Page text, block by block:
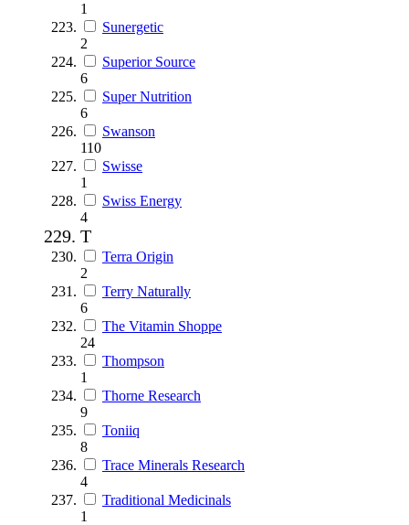
1
Sunergetic
2
Superior Source
6
Super Nutrition
6
Swanson
110
Swisse
1
Swiss Energy
4
T
Terra Origin
2
Terry Naturally
6
The Vitamin Shoppe
24
Thompson
1
Thorne Research
9
Toniiq
8
Trace Minerals Research
4
Traditional Medicinals
1